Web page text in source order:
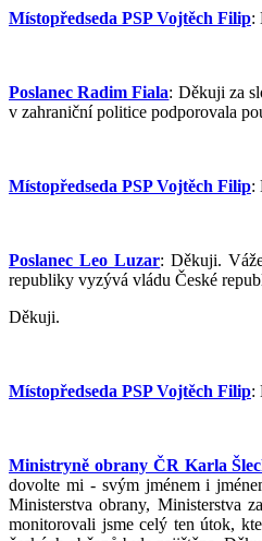
Místopředseda PSP Vojtěch Filip:
Poslanec Radim Fiala: Děkuji za
v zahraniční politice podporovala
Místopředseda PSP Vojtěch Filip:
Poslanec Leo Luzar: Děkuji.
republiky vyzývá vládu České
Děkuji.
Místopředseda PSP Vojtěch Filip:
Ministryně obrany ČR Karla
dovolte mi - svým jménem i
Ministerstva obrany, Ministerstva
monitorovali jsme celý ten útok,